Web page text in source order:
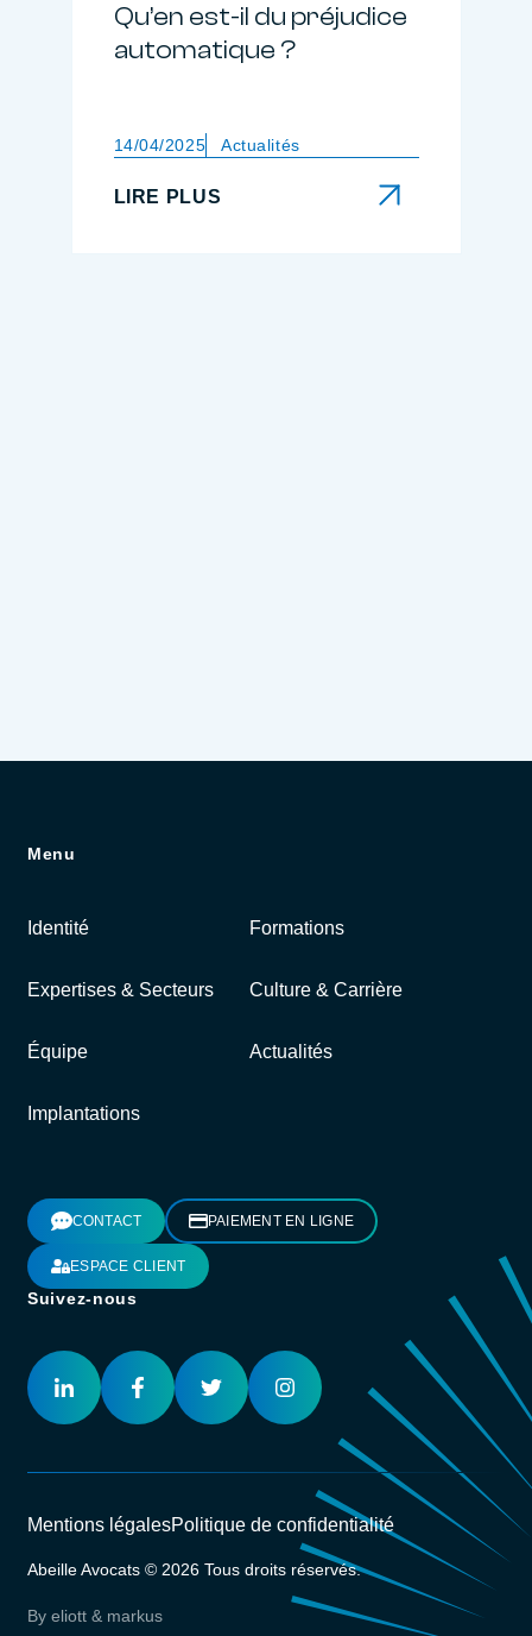
Qu’en est-il du préjudice
automatique ?
14/04/2025 Actualités
LIRE PLUS
Menu
Identité Formations
Expertises & Secteurs Culture & Carrière
Équipe Actualités
Implantations
CONTACT PAIEMENT EN LIGNE
ESPACE CLIENT
Suivez-nous
Mentions légalesPolitique de confidentialité
Abeille Avocats © 2026 Tous droits réservés.
By eliott & markus